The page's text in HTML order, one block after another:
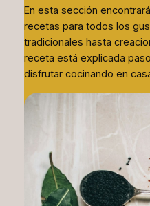
En esta sección
recetas para todos los
tradicionales hasta
receta está explicada
disfrutar cocinando en